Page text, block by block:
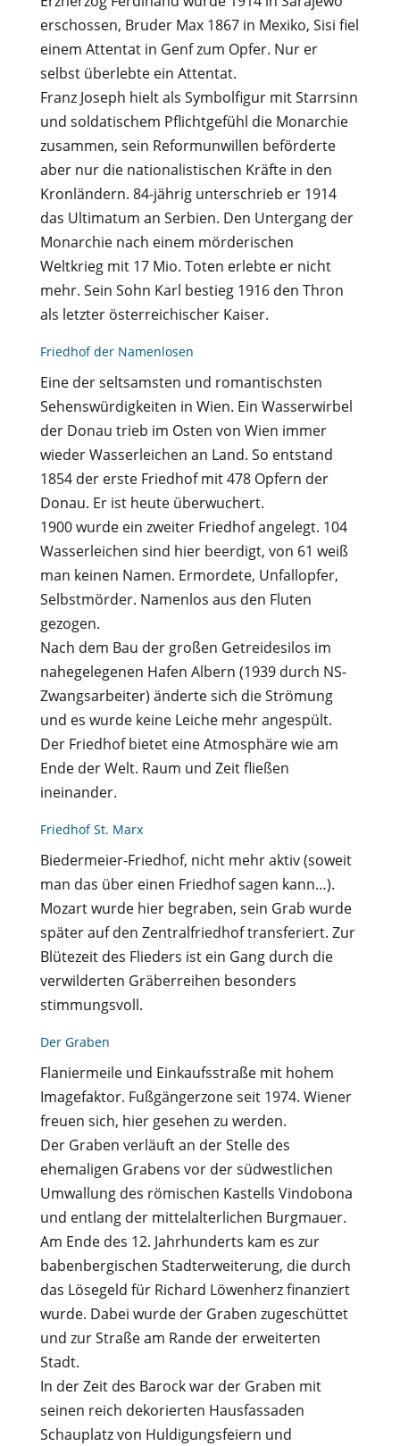
erschossen, Bruder Max 1867 in Mexiko, Sisi fiel
einem Attentat in Genf zum Opfer. Nur er
selbst überlebte ein Attentat.
Franz Joseph hielt als Symbolfigur mit Starrsinn
und soldatischem Pflichtgefühl die Monarchie
zusammen, sein Reformunwillen beförderte
aber nur die nationalistischen Kräfte in den
Kronländern. 84-jährig unterschrieb er 1914
das Ultimatum an Serbien. Den Untergang der
Monarchie nach einem mörderischen
Weltkrieg mit 17 Mio. Toten erlebte er nicht
mehr. Sein Sohn Karl bestieg 1916 den Thron
als letzter österreichischer Kaiser.
Friedhof der Namenlosen
Eine der seltsamsten und romantischsten
Sehenswürdigkeiten in Wien. Ein Wasserwirbel
der Donau trieb im Osten von Wien immer
wieder Wasserleichen an Land. So entstand
1854 der erste Friedhof mit 478 Opfern der
Donau. Er ist heute überwuchert.
1900 wurde ein zweiter Friedhof angelegt. 104
Wasserleichen sind hier beerdigt, von 61 weiß
man keinen Namen. Ermordete, Unfallopfer,
Selbstmörder. Namenlos aus den Fluten
gezogen.
Nach dem Bau der großen Getreidesilos im
nahegelegenen Hafen Albern (1939 durch NS-
Zwangsarbeiter) änderte sich die Strömung
und es wurde keine Leiche mehr angespült.
Der Friedhof bietet eine Atmosphäre wie am
Ende der Welt. Raum und Zeit fließen
ineinander.
Friedhof St. Marx
Biedermeier-Friedhof, nicht mehr aktiv (soweit
man das über einen Friedhof sagen kann…).
Mozart wurde hier begraben, sein Grab wurde
später auf den Zentralfriedhof transferiert. Zur
Blütezeit des Flieders ist ein Gang durch die
verwilderten Gräberreihen besonders
stimmungsvoll.
Der Graben
Flaniermeile und Einkaufsstraße mit hohem
Imagefaktor. Fußgängerzone seit 1974. Wiener
freuen sich, hier gesehen zu werden.
Der Graben verläuft an der Stelle des
ehemaligen Grabens vor der südwestlichen
Umwallung des römischen Kastells Vindobona
und entlang der mittelalterlichen Burgmauer.
Am Ende des 12. Jahrhunderts kam es zur
babenbergischen Stadterweiterung, die durch
das Lösegeld für Richard Löwenherz finanziert
wurde. Dabei wurde der Graben zugeschüttet
und zur Straße am Rande der erweiterten
Stadt.
In der Zeit des Barock war der Graben mit
seinen reich dekorierten Hausfassaden
Schauplatz von Huldigungsfeiern und